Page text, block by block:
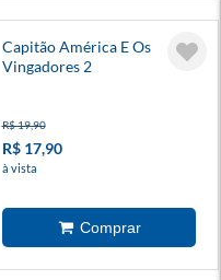
Capitão América E Os
Vingadores 2
R$ 19,90
R$ 17,90
à vista